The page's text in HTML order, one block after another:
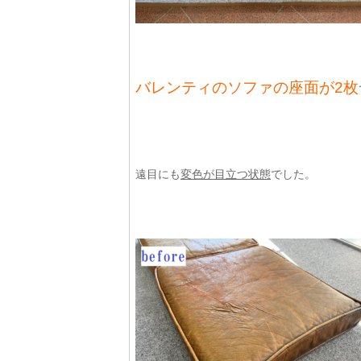
バレンティのソファの座面が2枚
遠目にも変色が目立つ状態でした。